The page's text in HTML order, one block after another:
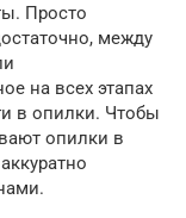
Просто
между
на всех этапах
в опилки. Чтобы
опилки в